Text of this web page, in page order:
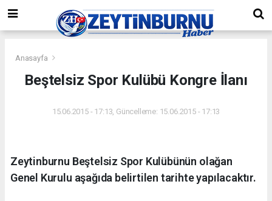
Anasayfa
Beştelsiz Spor Kulübü Kongre İlanı
15.06.2015 - 17:13, Güncelleme: 15.06.2015 - 17:13
Zeytinburnu Beştelsiz Spor Kulübünün olağan
Genel Kurulu aşağıda belirtilen tarihte yapılacaktır.